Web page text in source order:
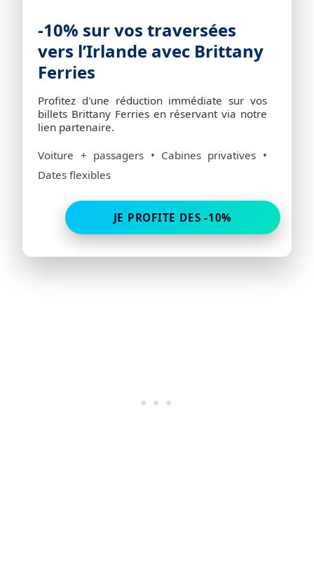
-10% sur vos traversées
vers l’Irlande avec Brittany
Ferries
Profitez d'une réduction immédiate sur vos
billets Brittany Ferries en réservant via notre
lien partenaire.
Voiture + passagers • Cabines privatives •
Dates flexibles
JE PROFITE DES -10%